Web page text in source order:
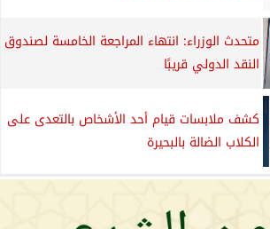
متحدث الوزراء: انتهاء المراجعة الخامسة لصندوق
النقد الدولي قريبًا
كشف ملابسات قيام أحد الأشخاص بالتعدى على
الكلاب الضالة بالبحيرة